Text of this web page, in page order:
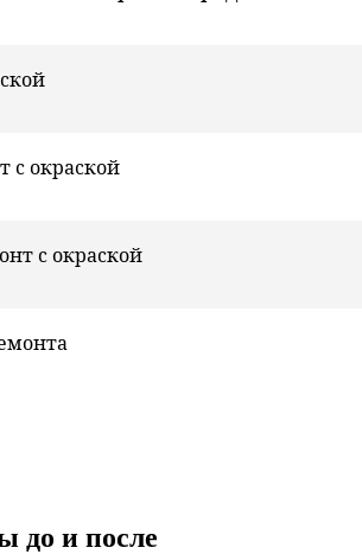
с окраской
с окраской
до и после